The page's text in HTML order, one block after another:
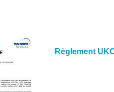
Règlement